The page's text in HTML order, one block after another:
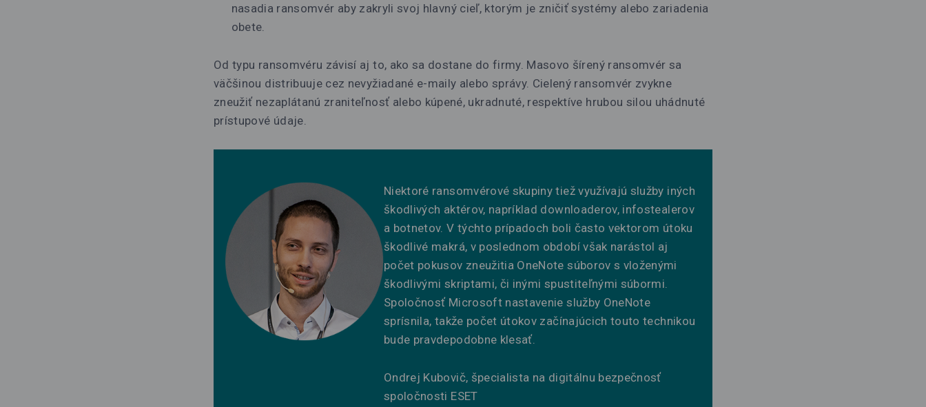
nasadia ransomvér aby zakryli svoj hlavný cieľ, ktorým je zničiť systémy alebo zariadenia
obete.
Od typu ransomvéru závisí aj to, ako sa dostane do firmy. Masovo šírený ransomvér sa
väčšinou distribuuje cez nevyžiadané e-maily alebo správy. Cielený ransomvér zvykne
zneužiť nezaplátanú zraniteľnosť alebo kúpené, ukradnuté, respektíve hrubou silou uhádnuté
prístupové údaje.
Niektoré ransomvérové skupiny tiež využívajú služby iných
škodlivých aktérov, napríklad downloaderov, infostealerov
a botnetov. V týchto prípadoch boli často vektorom útoku
škodlivé makrá, v poslednom období však narástol aj
počet pokusov zneužitia OneNote súborov s vloženými
škodlivými skriptami, či inými spustiteľnými súbormi.
Spoločnosť Microsoft nastavenie služby OneNote
sprísnila, takže počet útokov začínajúcich touto technikou
bude pravdepodobne klesať.
Ondrej Kubovič, špecialista na digitálnu bezpečnosť
spoločnosti ESET